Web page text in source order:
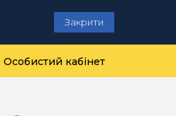
Закрити
Особистий кабінет